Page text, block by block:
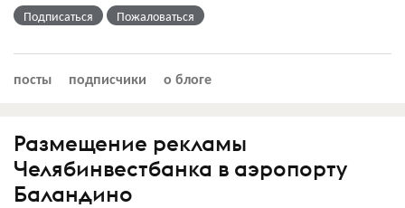
Подписаться Пожаловаться
посты подписчики о блоге
Размещение рекламы
Челябинвестбанка в аэропорту
Баландино